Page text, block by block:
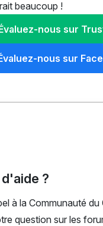
beaucoup !
nous sur
nous sur
?
à la Communauté du
question sur les